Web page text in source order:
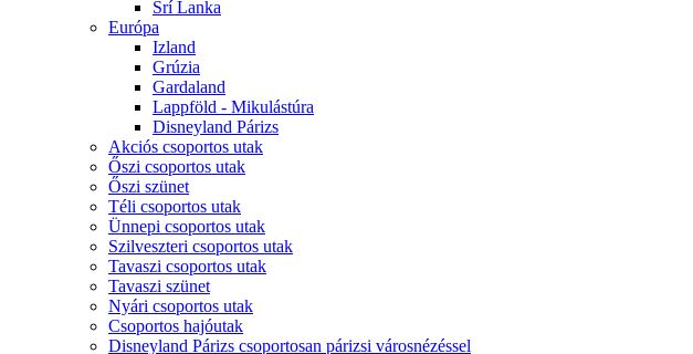
Srí Lanka
Európa
Izland
Grúzia
Gardaland
Lappföld - Mikulástúra
Disneyland Párizs
Akciós csoportos utak
Őszi csoportos utak
Őszi szünet
Téli csoportos utak
Ünnepi csoportos utak
Szilveszteri csoportos utak
Tavaszi csoportos utak
Tavaszi szünet
Nyári csoportos utak
Csoportos hajóutak
Disneyland Párizs csoportosan párizsi városnézéssel